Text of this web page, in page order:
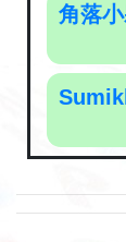
角落